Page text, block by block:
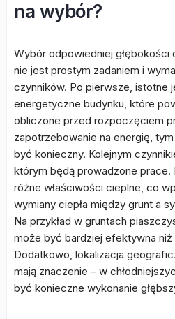
na wybór?
Wybór odpowiedniej głębokości
nie jest prostym zadaniem i
czynników. Po pierwsze, istotne
energetyczne budynku, które
obliczone przed rozpoczęciem
zapotrzebowanie na energię,
być konieczny. Kolejnym
którym będą prowadzone prace.
różne właściwości cieplne, co
wymiany ciepła między grunt a
Na przykład w gruntach
może być bardziej efektywna
Dodatkowo, lokalizacja
mają znaczenie – w
być konieczne wykonanie